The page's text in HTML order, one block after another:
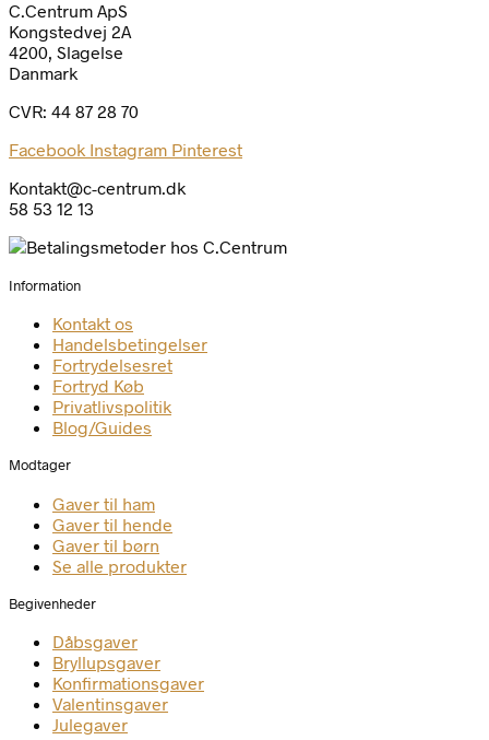
C.Centrum ApS
Kongstedvej 2A
4200, Slagelse
Danmark
CVR: 44 87 28 70
Facebook Instagram Pinterest
Kontakt@c-centrum.dk
58 53 12 13
Information
Kontakt os
Handelsbetingelser
Fortrydelsesret
Fortryd Køb
Privatlivspolitik
Blog/Guides
Modtager
Gaver til ham
Gaver til hende
Gaver til børn
Se alle produkter
Begivenheder
Dåbsgaver
Bryllupsgaver
Konfirmationsgaver
Valentinsgaver
Julegaver